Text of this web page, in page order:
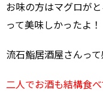
お味の方はマグロが
って美味しかったよ！
流石鮨居酒屋さんって
二人でお酒も結構食